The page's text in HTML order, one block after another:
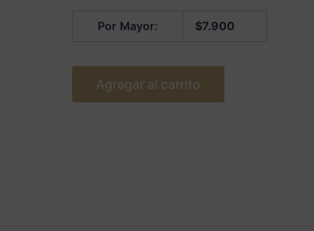
Por Mayor: $7.900
Agregar al carrito